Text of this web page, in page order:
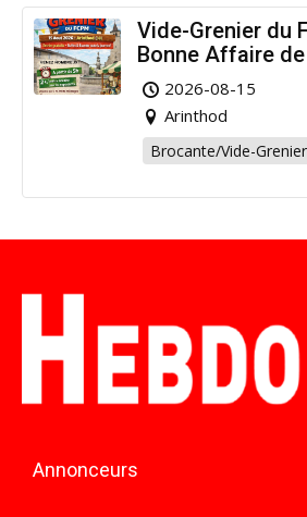
Vide-Grenier du
Bonne Affaire de
Arinthod !
2026-08-15
Arinthod
Brocante/Vide-